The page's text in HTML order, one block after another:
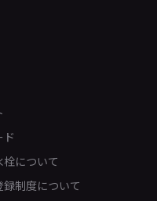
について
制度について